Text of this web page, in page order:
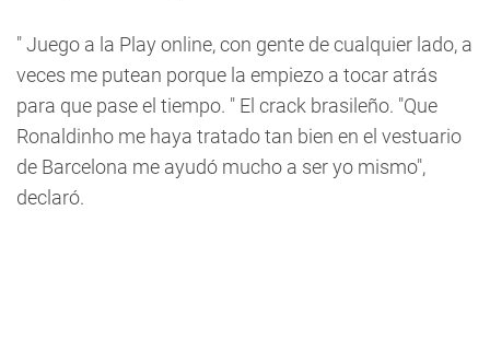
" Juego a la Play online, con gente de cualquier lado, a
veces me putean porque la empiezo a tocar atrás
para que pase el tiempo. " El crack brasileño. "Que
Ronaldinho me haya tratado tan bien en el vestuario
de Barcelona me ayudó mucho a ser yo mismo",
declaró.